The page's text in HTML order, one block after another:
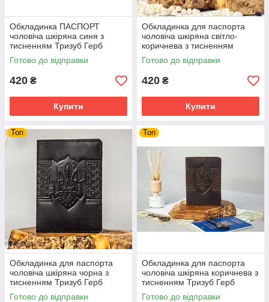
Обкладинка ПАСПОРТ
чоловіча шкіряна синя з
тисненням Тризуб Герб
України
Готово до відправки
420 ₴
Купити
Обкладинка для паспорта
чоловіча шкіряна світло-
коричнева з тисненням
Тризуб Герб України
Готово до відправки
420 ₴
Купити
Топ
Обкладинка для паспорта
чоловіча шкіряна чорна з
тисненням Тризуб Герб
України
Готово до відправки
Топ
Обкладинка для паспорта
чоловіча шкіряна коричнева з
тисненням Тризуб Герб
України
Готово до відправки